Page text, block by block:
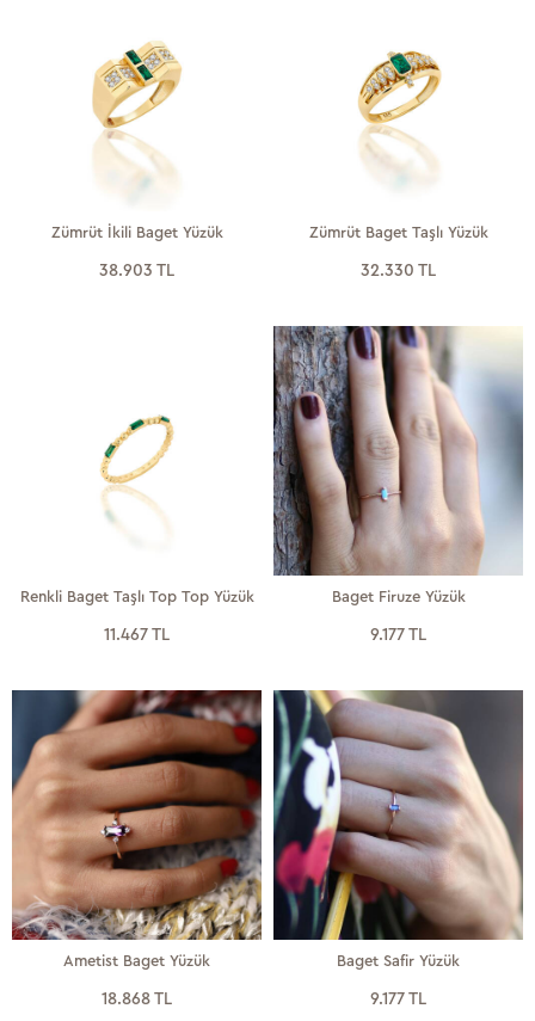
Zümrüt İkili Baget Yüzük
38.903 TL
Zümrüt Baget Taşlı Yüzük
32.330 TL
Renkli Baget Taşlı Top Top Yüzük
11.467 TL
Baget Firuze Yüzük
9.177 TL
Ametist Baget Yüzük
18.868 TL
Baget Safir Yüzük
9.177 TL